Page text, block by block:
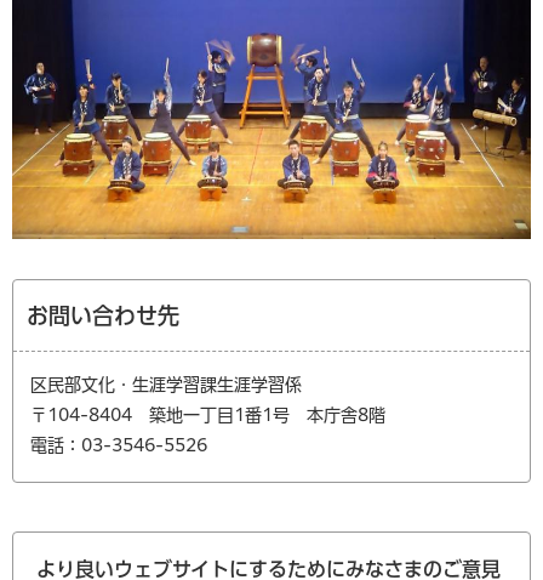
お問い合わせ先
区民部文化・生涯学習課生涯学習係
〒104-8404 築地一丁目1番1号 本庁舎8階
電話：03-3546-5526
より良いウェブサイトにするためにみなさまのご意見